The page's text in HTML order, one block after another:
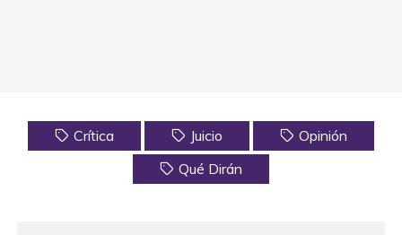
Crítica Juicio
Opinión
Qué Dirán